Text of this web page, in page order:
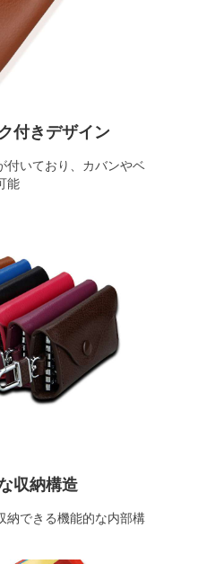
付きデザイン
付いており、カバンやベ
能
収納構造
納できる機能的な内部構